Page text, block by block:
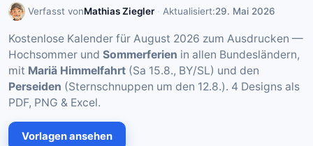
Verfasst vonMathias Ziegler · Aktualisiert:29. Mai 2026
Kostenlose Kalender für August 2026 zum Ausdrucken —
Hochsommer und Sommerferien in allen Bundesländern,
mit Mariä Himmelfahrt (Sa 15.8., BY/SL) und den
Perseiden (Sternschnuppen um den 12.8.). 4 Designs als
PDF, PNG & Excel.
Vorlagen ansehen